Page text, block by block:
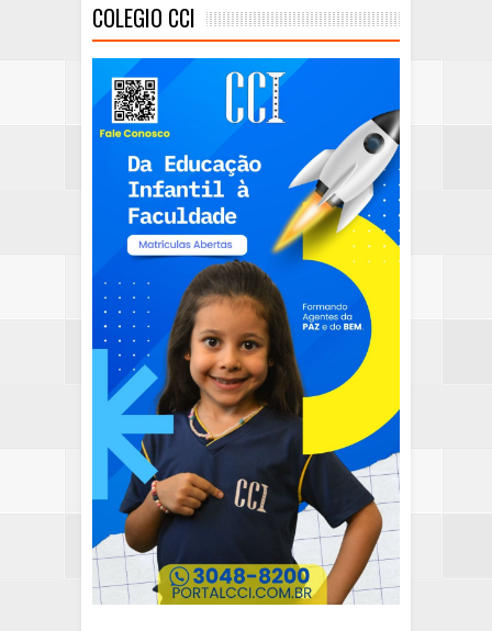
COLEGIO CCI